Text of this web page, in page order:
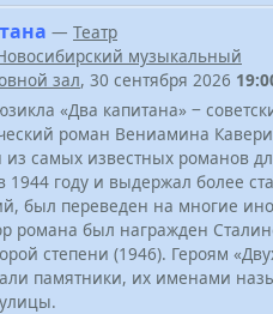
— Театр
музыкальный
зал, 30 сентября 2026
«Два капитана» ‒
роман Вениамина
из самых известных романов
1944 году и выдержал более ста
был переведен на многие
романа был награжден
степени (1946). Героям
памятники, их именами